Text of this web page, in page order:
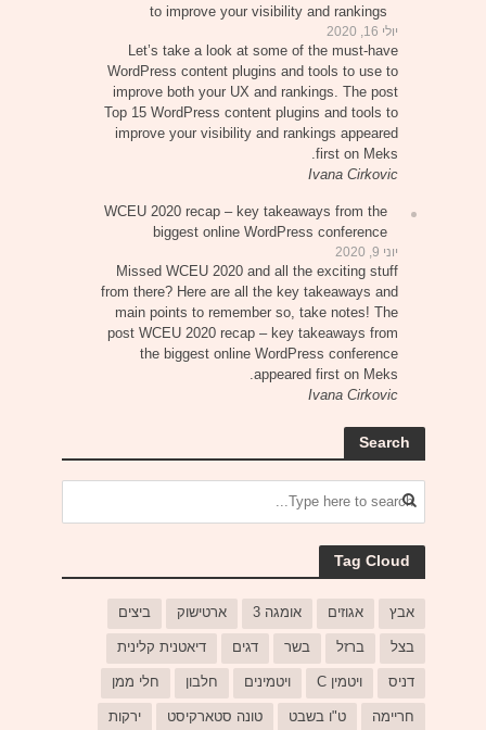
to improve your visibility and rankings
יולי 16, 2020
Let’s take a look at some of the must-have
WordPress content plugins and tools to use to
improve both your UX and rankings. The post
Top 15 WordPress content plugins and tools to
improve your visibility and rankings appeared
first on Meks.
Ivana Cirkovic
WCEU 2020 recap – key takeaways from the
biggest online WordPress conference
יוני 9, 2020
Missed WCEU 2020 and all the exciting stuff
from there? Here are all the key takeaways and
main points to remember so, take notes! The
post WCEU 2020 recap – key takeaways from
the biggest online WordPress conference
appeared first on Meks.
Ivana Cirkovic
Search
Tag Cloud
אבץ אגוזים אומגה 3 ארטישוק ביצים
בצל ברזל בשר דגים דיאטנית קלינית
דניס ויטמין C ויטמינים חלבון חלי ממן
חריימה ט"ו בשבט טונה סטארקיסט ירקות